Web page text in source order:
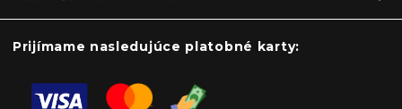
Prijímame nasledujúce platobné karty: